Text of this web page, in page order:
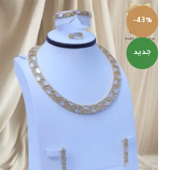
-43%
جديد